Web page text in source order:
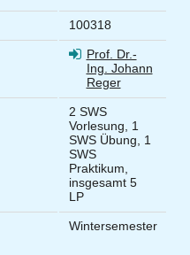
100318
Prof. Dr.-
Ing. Johann
Reger
2 SWS
Vorlesung, 1
SWS Übung, 1
SWS
Praktikum,
insgesamt 5
LP
Wintersemester